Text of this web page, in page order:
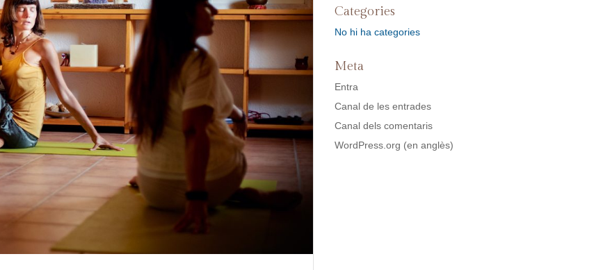
Categories
No hi ha categories
Meta
Entra
Canal de les entrades
Canal dels comentaris
WordPress.org (en anglès)